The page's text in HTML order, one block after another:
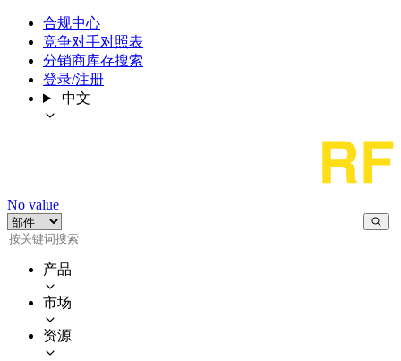
合规中心
竞争对手对照表
分销商库存搜索
登录/注册
中文
No value
产品
市场
资源